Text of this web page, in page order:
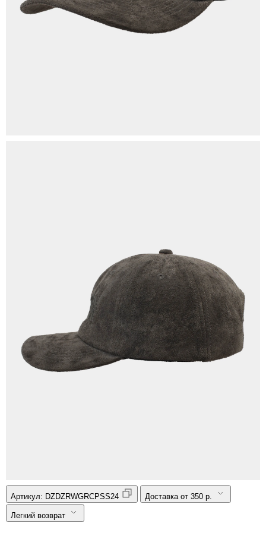
Артикул: DZDZRWGRCPSS24 Доставка от 350 р.
Легкий возврат